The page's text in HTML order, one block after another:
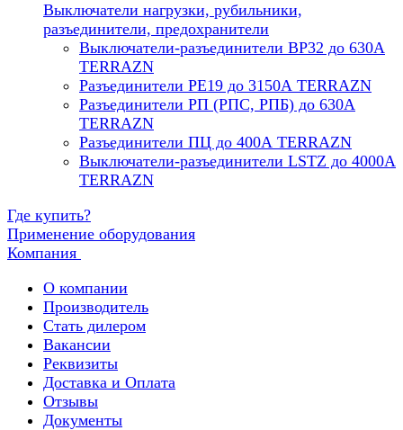
Выключатели нагрузки, рубильники,
разъединители, предохранители
Выключатели-разъединители ВР32 до 630А
TERRAZN
Разъединители РЕ19 до 3150А TERRAZN
Разъединители РП (РПС, РПБ) до 630А
TERRAZN
Разъединители ПЦ до 400А TERRAZN
Выключатели-разъединители LSTZ до 4000А
TERRAZN
Где купить?
Применение оборудования
Компания
О компании
Производитель
Cтать дилером
Вакансии
Реквизиты
Доставка и Оплата
Отзывы
Документы